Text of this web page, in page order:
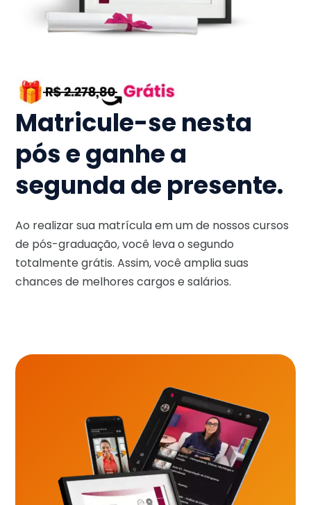
Matricule-se nesta
pós e ganhe a
segunda de presente.
Ao realizar sua matrícula em um de nossos cursos
de pós-graduação, você leva o segundo
totalmente grátis. Assim, você amplia suas
chances de melhores cargos e salários.